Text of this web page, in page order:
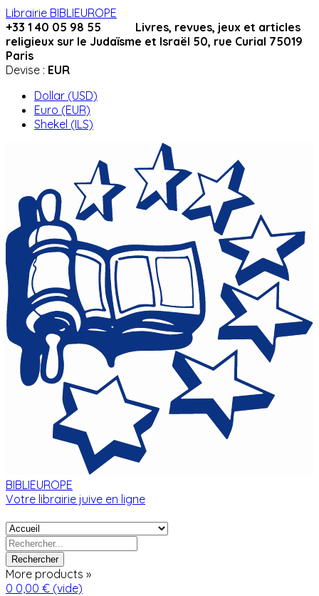
Librairie BIBLIEUROPE
+33 1 40 05 98 55 Livres, revues, jeux et articles
religieux sur le Judaïsme et Israël 50, rue Curial 75019
Paris
Devise : EUR
Dollar (USD)
Euro (EUR)
Shekel (ILS)
BIBLIEUROPE
Votre librairie juive en ligne
Rechercher
More products »
0 0,00 € (vide)